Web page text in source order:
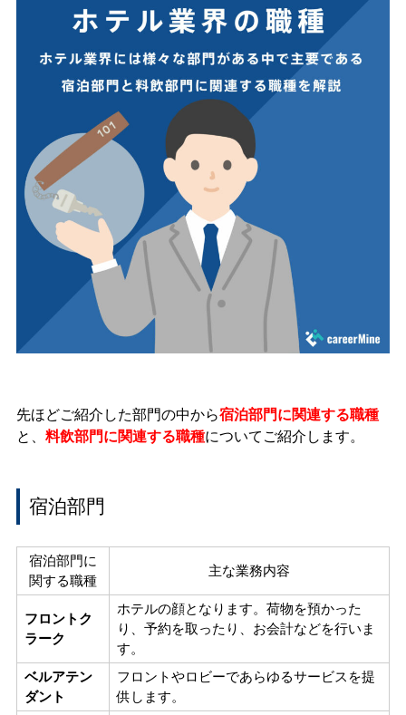
先ほどご紹介した部門の中から宿泊部門に関連する職種
と、 料飲部門に関連する職種についてご紹介します。
宿泊部門
宿泊部門に
関する職種
主な業務内容
フロントク
ラーク
ホテルの顔となります。 荷物を預かった
り、予約を取ったり、お会計などを行いま
す。
ベルアテン
ダント
フロントやロビーであらゆるサービスを提
供します。